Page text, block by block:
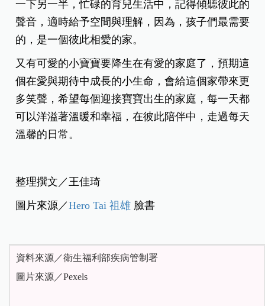
一下另一半，忙碌的育兒生活中，記得傾聽彼此的
聲音，適時給予空間與理解，因為，孩子們最需要
的，是一個彼此相愛的家。
又有可愛的小寶寶要降生在有愛的家庭了，預期這
個在愛與期待中成長的小生命，會給這個家帶來更
多笑聲，希望每個迎接寶寶出生的家庭，每一天都
可以洋溢著溫暖和幸福，在彼此陪伴中，走過每天
溫馨的日常。
整理撰文／王佳琦
圖片來源／Hero Tai 祖雄 臉書
資料來源／衛生福利部疾病管制署
圖片來源／Pexels